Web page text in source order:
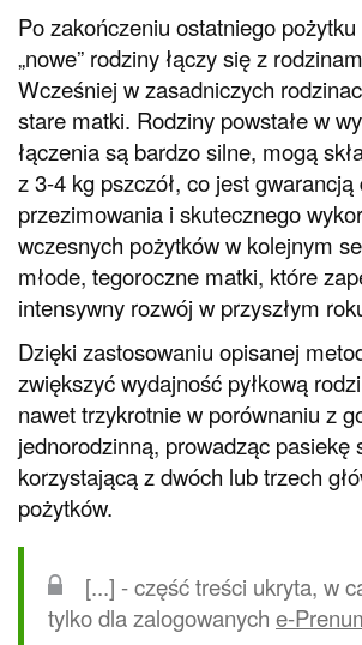
Po zakończeniu ostatniego
„nowe” rodziny łączy się z
Wcześniej w zasadniczych
stare matki. Rodziny powstałe w
łączenia są bardzo silne, mogą
z 3-4 kg pszczół, co jest gwarancją
przezimowania i skutecznego
wczesnych pożytków w kolejnym
młode, tegoroczne matki, które
intensywny rozwój w przyszłym
Dzięki zastosowaniu opisanej
zwiększyć wydajność pyłkową
nawet trzykrotnie w porównaniu z
jednorodzinną, prowadząc pasiekę
korzystającą z dwóch lub trzech
pożytków.
[...] - część treści ukryta, w
tylko dla zalogowanych e-